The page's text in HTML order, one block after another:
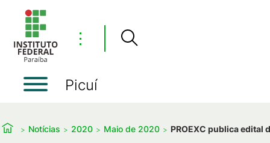
⋮
Picuí
Notícias 2020 Maio de 2020 PROEXC publica edital